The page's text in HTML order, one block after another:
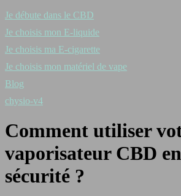
Je débute dans le CBD
Je choisis mon E-liquide
Je choisis ma E-cigarette
Je choisis mon matériel de vape
Blog
chysio-v4
Comment utiliser
vaporisateur CBD
sécurité ?